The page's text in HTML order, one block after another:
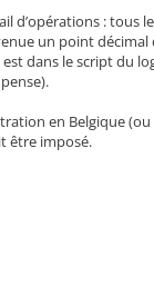
d’opérations :
un point
dans le script du
en Belgique
être imposé.